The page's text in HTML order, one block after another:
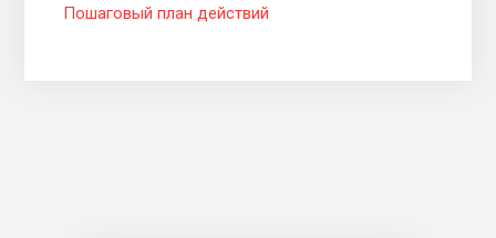
Пошаговый план действий